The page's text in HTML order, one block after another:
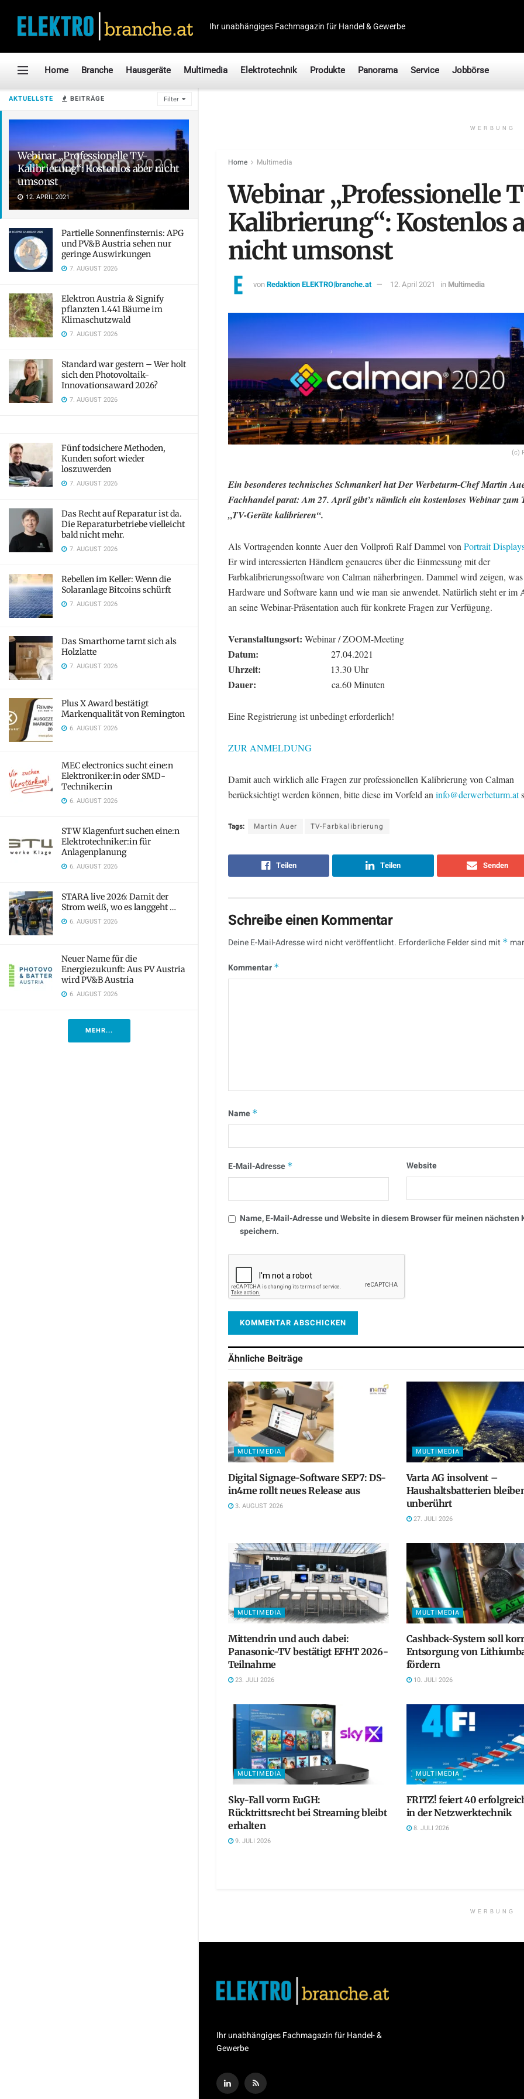
AKTUELLSTE BEITRÄGE Filter
Webinar „Professionelle TV-
Kalibrierung“: Kostenlos aber nicht
umsonst
12. APRIL 2021
Partielle Sonnenfinsternis: APG
und PV&B Austria sehen nur
geringe Auswirkungen
7. AUGUST 2026
Elektron Austria & Signify
pflanzten 1.441 Bäume im
Klimaschutzwald
7. AUGUST 2026
Standard war gestern – Wer holt
sich den Photovoltaik-
Innovationsaward 2026?
7. AUGUST 2026
Fünf todsichere Methoden,
Kunden sofort wieder
loszuwerden
7. AUGUST 2026
Das Recht auf Reparatur ist da.
Die Reparaturbetriebe vielleicht
bald nicht mehr.
7. AUGUST 2026
Rebellen im Keller: Wenn die
Solaranlage Bitcoins schürft
7. AUGUST 2026
Das Smarthome tarnt sich als
Holzlatte
7. AUGUST 2026
Plus X Award bestätigt
Markenqualität von Remington
6. AUGUST 2026
MEC electronics sucht eine:n
Elektroniker:in oder SMD-
Techniker:in
6. AUGUST 2026
STW Klagenfurt suchen eine:n
Elektrotechniker:in für
Anlagenplanung
6. AUGUST 2026
STARA live 2026: Damit der
Strom weiß, wo es langgeht …
6. AUGUST 2026
Neuer Name für die
Energiezukunft: Aus PV Austria
wird PV&B Austria
6. AUGUST 2026
MEHR...
Ihr unabhängiges Fachmagazin für Handel & Gewerbe
Home Branche Hausgeräte Multimedia Elektrotechnik Produkte Panorama Service Jobbörse
WERBUNG
Home Multimedia
Webinar „Professionelle
Kalibrierung“: Kostenlos
nicht umsonst
vonRedaktion ELEKTRO|branche.at 12. April 2021 in Multimedia
(c)
Ein besonderes technisches Schmankerl hat Der Werbeturm-Chef Martin
Fachhandel parat: Am 27. April gibt’s nämlich ein kostenloses Webinar zum
„TV-Geräte kalibrieren“.
Als Vortragenden konnte Auer den Vollprofi Ralf Dammel vonPortrait
Er wird interessierten Händlern genaueres über die Einmessung mit der
Farbkalibrierungssoftware von Calman näherbringen. Dammel wird zeigen,
Hardware und Software kann und wie man sie anwendet. Natürlich steht er im
an seine Webinar-Präsentation auch für konkrete Fragen zur Verfügung.
Veranstaltungsort: Webinar / ZOOM-Meeting
Datum: 27.04.2021
Uhrzeit: 13.30 Uhr
Dauer: ca.60 Minuten
Eine Registrierung ist unbedingt erforderlich!
ZUR ANMELDUNG
Damit auch wirklich alle Fragen zur professionellen Kalibrierung von Calman
berücksichtigt werden können, bitte diese im Vorfeld aninfo@derwerbeturm.at
Tags: Martin Auer TV-Farbkalibrierung
Teilen Teilen Senden
Schreibe einen Kommentar
Deine E-Mail-Adresse wird nicht veröffentlicht. Erforderliche Felder sind mit *
Kommentar *
Name *
E-Mail-Adresse * Website
Name, E-Mail-Adresse und Website in diesem Browser für meinen nächsten
speichern.
Ähnliche Beiträge
MULTIMEDIA
Digital Signage-Software SEP7: DS-
in4me rollt neues Release aus
3. AUGUST 2026
MULTIMEDIA
Varta AG insolvent –
Haushaltsbatterien
unberührt
27. JULI 2026
MULTIMEDIA
Mittendrin und auch dabei:
Panasonic-TV bestätigt EFHT 2026-
Teilnahme
23. JULI 2026
MULTIMEDIA
Cashback-System soll
Entsorgung von
fördern
10. JULI 2026
MULTIMEDIA
Sky-Fall vorm EuGH:
Rücktrittsrecht bei Streaming bleibt
erhalten
9. JULI 2026
MULTIMEDIA
FRITZ! feiert 40
in der Netzwerktechnik
8. JULI 2026
WERBUNG
Ihr unabhängiges Fachmagazin für Handel- &
Gewerbe